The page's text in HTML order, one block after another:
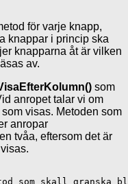
för varje knapp,
knappar i princip ska
knapparna åt är vilken
av.
som
anropet talar vi om
visas. Metoden som
anropar
tvåa, eftersom det är
som skall granska